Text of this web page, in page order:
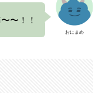
おにまめ
〜！！